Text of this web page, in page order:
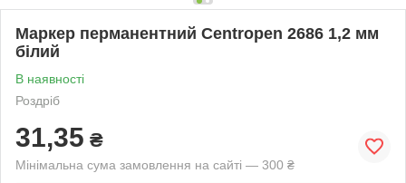
Маркер перманентний Centropen 2686 1,2 мм
білий
В наявності
Роздріб
31,35 ₴
Мінімальна сума замовлення на сайті — 300 ₴